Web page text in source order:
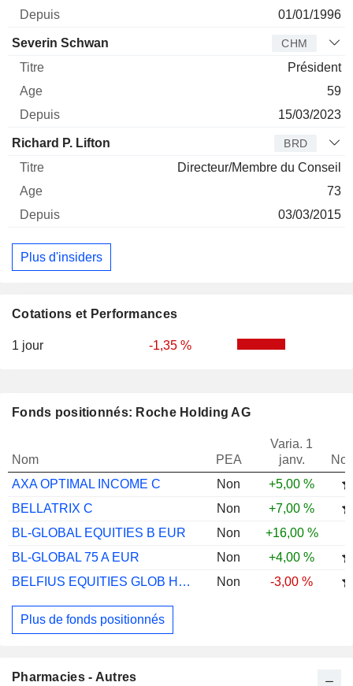
Cotations et Performances
1 jour -1,35 %
01/01/1996
Severin Schwan CHM
Président
59
15/03/2023
Richard P. Lifton BRD
Directeur/Membre du Conseil
73
03/03/2015
Plus d'insiders
Fonds positionnés: Roche Holding AG
Nom PEA
Varia. 1
janv.
AXA OPTIMAL INCOME C
Non
+5,00 %
BELLATRIX C
Non
+7,00 %
BL-GLOBAL EQUITIES B EUR
Non
+16,00 %
BL-GLOBAL 75 A EUR
Non
+4,00 %
BELFIUS EQUITIES GLOB HEALTH CARE C$ CAP
Non -3,00 %
Plus de fonds positionnés
Pharmacies - Autres